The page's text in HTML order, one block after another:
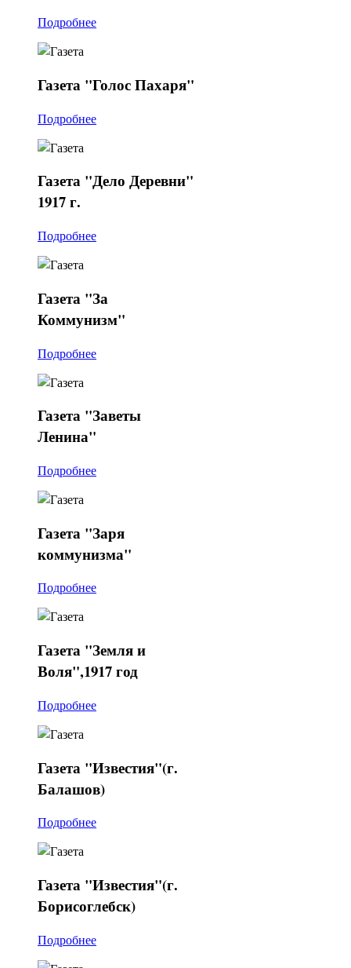
Подробнее
Газета "Голос Пахаря"
Подробнее
Газета "Дело Деревни"
1917 г.
Подробнее
Газета "За
Коммунизм"
Подробнее
Газета "Заветы
Ленина"
Подробнее
Газета "Заря
коммунизма"
Подробнее
Газета "Земля и
Воля",1917 год
Подробнее
Газета "Известия"(г.
Балашов)
Подробнее
Газета "Известия"(г.
Борисоглебск)
Подробнее